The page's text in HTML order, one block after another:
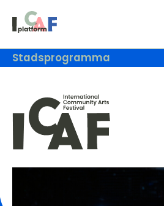
Stadsprogramma